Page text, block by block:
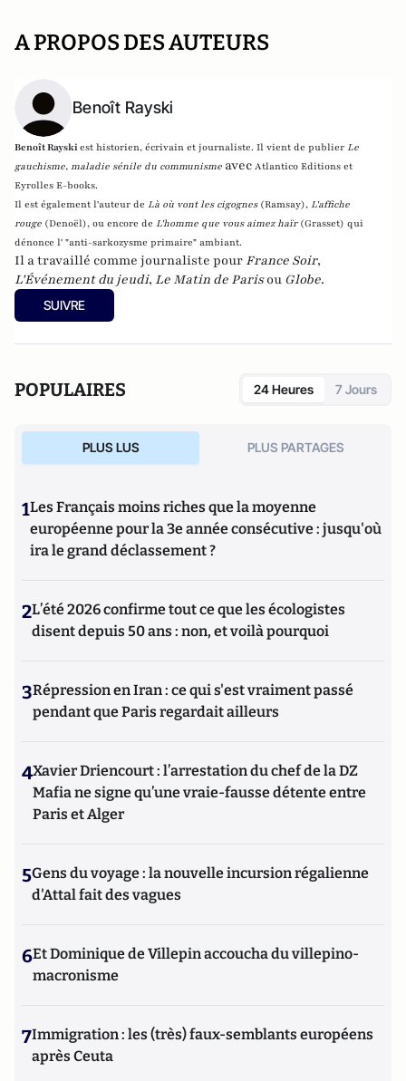
A PROPOS DES AUTEURS
Benoît Rayski
Benoît Rayskiest historien, écrivain et journaliste. Il vient de publier Le
gauchisme, maladie sénile du communisme avec Atlantico Editions et
Eyrolles E-books.
Il est également l'auteur de Là où vont les cigognes (Ramsay), L'affiche
rouge (Denoël), ou encore de L'homme que vous aimez haïr (Grasset) qui
dénonce l' "anti-sarkozysme primaire" ambiant.
Il a travaillé comme journaliste pour France Soir,
L'Événement du jeudi, Le Matin de Parisou Globe.
SUIVRE
POPULAIRES 24 Heures 7 Jours
PLUS LUS PLUS PARTAGES
1Les Français moins riches que la moyenne
européenne pour la 3e année consécutive : jusqu'où
ira le grand déclassement ?
2L’été 2026 confirme tout ce que les écologistes
disent depuis 50 ans : non, et voilà pourquoi
3Répression en Iran : ce qui s'est vraiment passé
pendant que Paris regardait ailleurs
4Xavier Driencourt : l’arrestation du chef de la DZ
Mafia ne signe qu’une vraie-fausse détente entre
Paris et Alger
5Gens du voyage : la nouvelle incursion régalienne
d'Attal fait des vagues
6Et Dominique de Villepin accoucha du villepino-
macronisme
7Immigration : les (très) faux-semblants européens
après Ceuta